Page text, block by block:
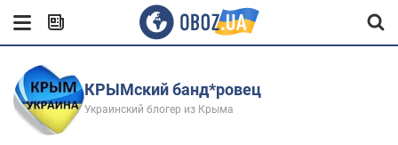
КРЫМский банд*ровец
Украинский блогер из Крыма